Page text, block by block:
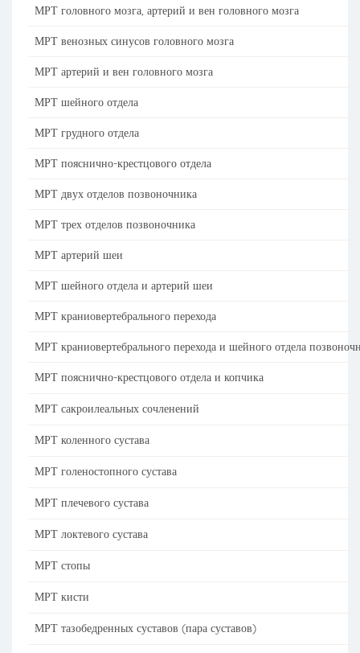
МРТ головного мозга, артерий и вен головного мозга
МРТ венозных синусов головного мозга
МРТ артерий и вен головного мозга
МРТ шейного отдела
МРТ грудного отдела
МРТ пояснично-крестцового отдела
МРТ двух отделов позвоночника
МРТ трех отделов позвоночника
МРТ артерий шеи
МРТ шейного отдела и артерий шеи
МРТ краниовертебрального перехода
МРТ краниовертебрального перехода и шейного отдела
МРТ пояснично-крестцового отдела и копчика
МРТ сакроилеальных сочленений
МРТ коленного сустава
МРТ голеностопного сустава
МРТ плечевого сустава
МРТ локтевого сустава
МРТ стопы
МРТ кисти
МРТ тазобедренных суставов (пара суставов)